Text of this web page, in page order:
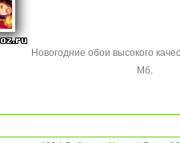
Новогодние обои высокого
Мб.